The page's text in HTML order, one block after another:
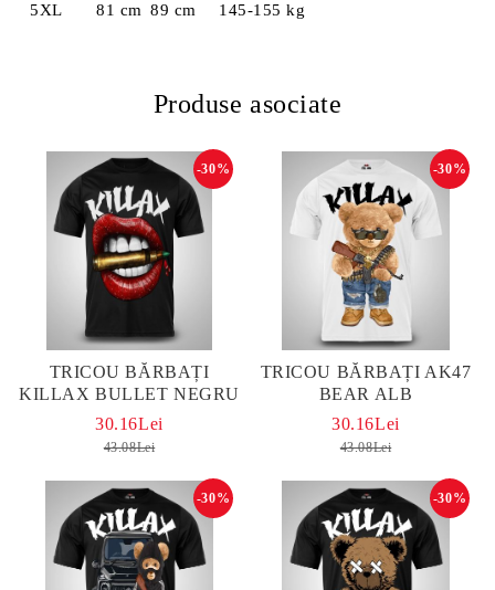
5XL
81 cm 89 cm 145-155 kg
Produse asociate
TRICOU BĂRBAȚI
KILLAX BULLET NEGRU
-30%
30.16Lei
43.08Lei
TRICOU BĂRBAȚI AK47
BEAR ALB
-30%
30.16Lei
43.08Lei
-30% -30%